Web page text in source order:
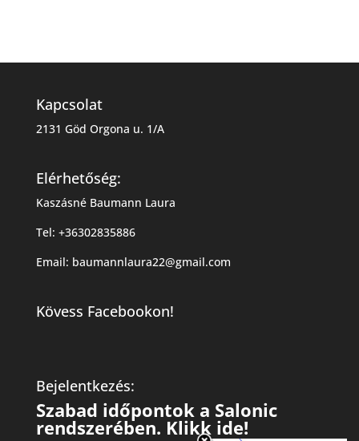
Kapcsolat
2131 Göd Orgona u. 1/A
Elérhetőség:
Kaszásné Baumann Laura
Tel: +36302835886
Email: baumannlaura22@gmail.com
Kövess Facebookon!
Bejelentkezés:
Szabad időpontok a Salonic
rendszerében. Klikk ide!